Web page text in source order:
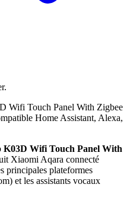
Wifi Touch Panel With Zigbee
Home Assistant, Alexa,
K03D Wifi Touch Panel With
Xiaomi Aqara connecté
principales plateformes
et les assistants vocaux